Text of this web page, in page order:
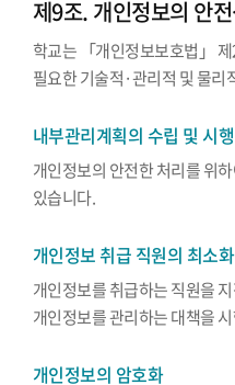
제9조. 개인정보의 안
학교는 「개인정보보호법」
필요한 기술적·관리적 및 물리
내부관리계획의 수립 및 시행
개인정보의 안전한 처리를 위
있습니다.
개인정보 취급 직원의 최소
개인정보를 취급하는 직원을
개인정보를 관리하는 대책을
개인정보의 암호화